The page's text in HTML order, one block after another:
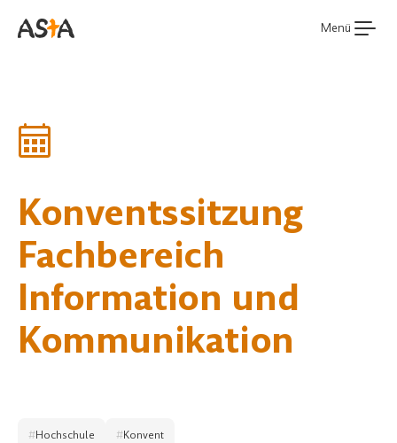
Menü
Konventssitzung
Fachbereich
Information und
Kommunikation
#Hochschule #Konvent